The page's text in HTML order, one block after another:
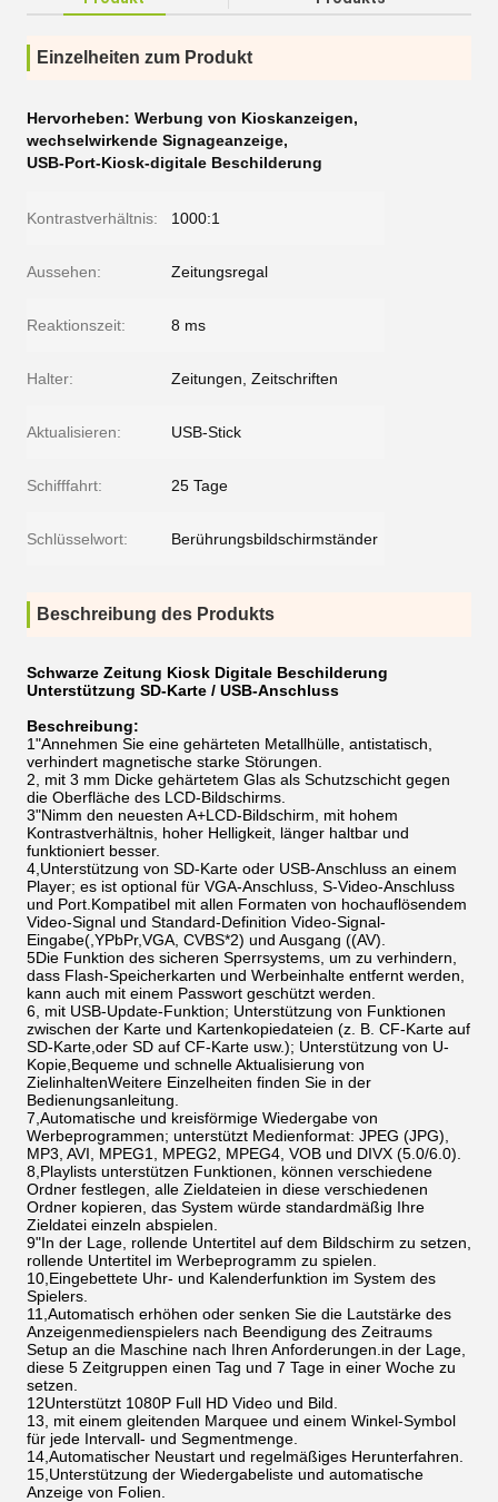
Einzelheiten zum Produkt
Hervorheben: Werbung von Kioskanzeigen,
wechselwirkende Signageanzeige,
USB-Port-Kiosk-digitale Beschilderung
Kontrastverhältnis: 1000:1
Aussehen: Zeitungsregal
Reaktionszeit: 8 ms
Halter: Zeitungen, Zeitschriften
Aktualisieren: USB-Stick
Schifffahrt: 25 Tage
Schlüsselwort: Berührungsbildschirmständer
Beschreibung des Produkts
Schwarze Zeitung Kiosk Digitale Beschilderung
Unterstützung SD-Karte / USB-Anschluss
Beschreibung:
1"Annehmen Sie eine gehärteten Metallhülle, antistatisch,
verhindert magnetische starke Störungen.
2, mit 3 mm Dicke gehärtetem Glas als Schutzschicht gegen
die Oberfläche des LCD-Bildschirms.
3"Nimm den neuesten A+LCD-Bildschirm, mit hohem
Kontrastverhältnis, hoher Helligkeit, länger haltbar und
funktioniert besser.
4,Unterstützung von SD-Karte oder USB-Anschluss an einem
Player; es ist optional für VGA-Anschluss, S-Video-Anschluss
und Port.Kompatibel mit allen Formaten von hochauflösendem
Video-Signal und Standard-Definition Video-Signal-
Eingabe(,YPbPr,VGA, CVBS*2) und Ausgang ((AV).
5Die Funktion des sicheren Sperrsystems, um zu verhindern,
dass Flash-Speicherkarten und Werbeinhalte entfernt werden,
kann auch mit einem Passwort geschützt werden.
6, mit USB-Update-Funktion; Unterstützung von Funktionen
zwischen der Karte und Kartenkopiedateien (z. B. CF-Karte auf
SD-Karte,oder SD auf CF-Karte usw.); Unterstützung von U-
Kopie,Bequeme und schnelle Aktualisierung von
ZielinhaltenWeitere Einzelheiten finden Sie in der
Bedienungsanleitung.
7,Automatische und kreisförmige Wiedergabe von
Werbeprogrammen; unterstützt Medienformat: JPEG (JPG),
MP3, AVI, MPEG1, MPEG2, MPEG4, VOB und DIVX (5.0/6.0).
8,Playlists unterstützen Funktionen, können verschiedene
Ordner festlegen, alle Zieldateien in diese verschiedenen
Ordner kopieren, das System würde standardmäßig Ihre
Zieldatei einzeln abspielen.
9"In der Lage, rollende Untertitel auf dem Bildschirm zu setzen,
rollende Untertitel im Werbeprogramm zu spielen.
10,Eingebettete Uhr- und Kalenderfunktion im System des
Spielers.
11,Automatisch erhöhen oder senken Sie die Lautstärke des
Anzeigenmedienspielers nach Beendigung des Zeitraums
Setup an die Maschine nach Ihren Anforderungen.in der Lage,
diese 5 Zeitgruppen einen Tag und 7 Tage in einer Woche zu
setzen.
12Unterstützt 1080P Full HD Video und Bild.
13, mit einem gleitenden Marquee und einem Winkel-Symbol
für jede Intervall- und Segmentmenge.
14,Automatischer Neustart und regelmäßiges Herunterfahren.
15,Unterstützung der Wiedergabeliste und automatische
Anzeige von Folien.